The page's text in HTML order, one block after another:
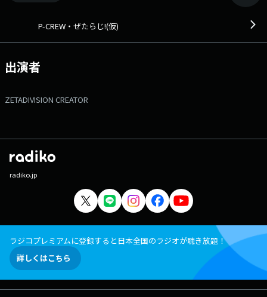
https://www.tfm.co.jp/f/zetaradio/message Xハッシュタグは「#ぜ
P-CREW・ぜたらじ!(仮)
出演者
ZETADIVISION CREATOR
radiko.jp
ラジコプレミアムに登録すると日本全国のラジオが聴き放題！
詳しくはこちら